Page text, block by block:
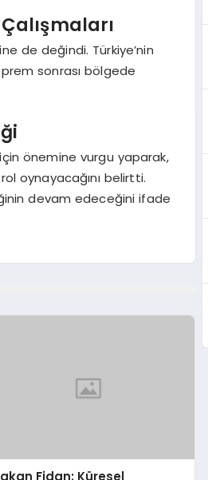
de değindi. Türkiye’nin
sonrası bölgede
önemine vurgu yaparak,
oynayacağını belirtti.
devam edeceğini ifade